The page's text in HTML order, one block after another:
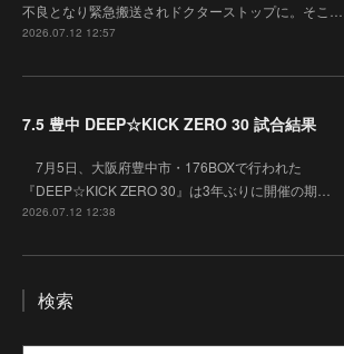
不良となり緊急搬送されドクターストップに。そこ…
2026.07.12 12:57
7.5 豊中 DEEP☆KICK ZERO 30 試合結果
7月5日、大阪府豊中市・176BOXで行われた
『DEEP☆KICK ZERO 30』は3年ぶりに開催の期…
2026.07.12 12:38
検索